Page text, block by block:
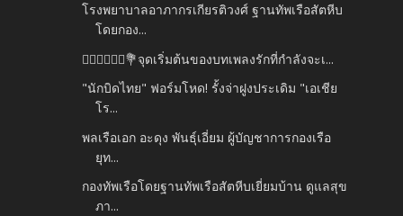
โรงพยาบาลอาภากรเกียรติวงศ์ ฐานทัพเรือสัตหีบ
โดยกอง...
👰🏻‍♀️🤵🏻‍♂️💐จุดเริ่มต้นของบทเพลงรักที่กำลังจะเ...
"นักบิดไทย" ฟอร์มโหด! รั้งจ่าฝูงประเดิม "เอเชีย
โร...
พลเรือเอก อะดุง พันธุ์เอี่ยม ผู้บัญชาการกองเรือ
ยุท...
กองทัพเรือโดยฐานทัพเรือสัตหีบเยี่ยมบ้าน ดูแลสุข
ภา...